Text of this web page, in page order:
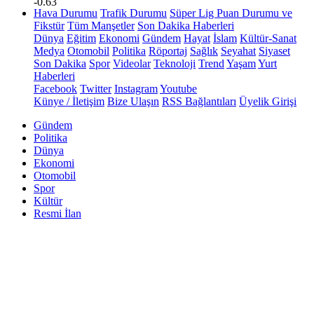
Hava Durumu Trafik Durumu Süper Lig Puan Durumu ve
Fikstür Tüm Manşetler Son Dakika Haberleri
Dünya Eğitim Ekonomi Gündem Hayat İslam Kültür-Sanat
Medya Otomobil Politika Röportaj Sağlık Seyahat Siyaset
Son Dakika Spor Videolar Teknoloji Trend YaşamYurt
Haberleri
Facebook Twitter InstagramYoutube
Künye / İletişim Bize Ulaşın RSS Bağlantıları Üyelik Girişi
Gündem
Politika
Dünya
Ekonomi
Otomobil
Spor
Kültür
Resmi İlan